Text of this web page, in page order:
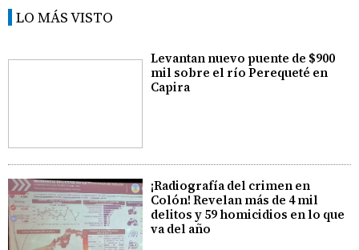
LO MÁS VISTO
Levantan nuevo puente de $900
mil sobre el río Perequeté en
Capira
¡Radiografía del crimen en
Colón! Revelan más de 4 mil
delitos y 59 homicidios en lo que
va del año